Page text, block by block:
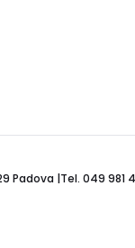
|Tel. 049 981